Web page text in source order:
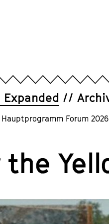
Expanded
Hauptprogramm Forum 2026
the